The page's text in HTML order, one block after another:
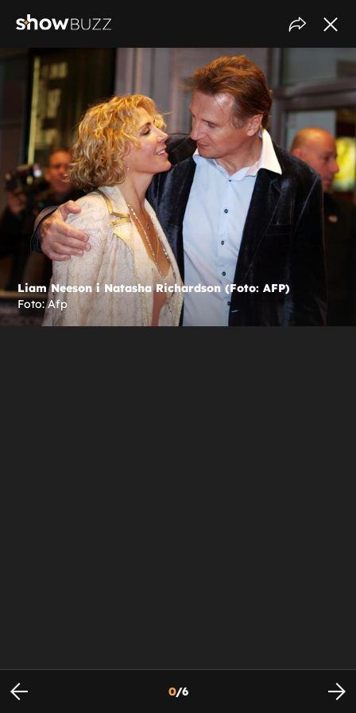
Liam Neeson i Natasha Richardson (Foto: AFP)
Foto: Afp
0/6